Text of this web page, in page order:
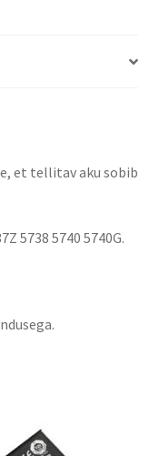
et tellitav aku sobib
5738 5740 5740G.